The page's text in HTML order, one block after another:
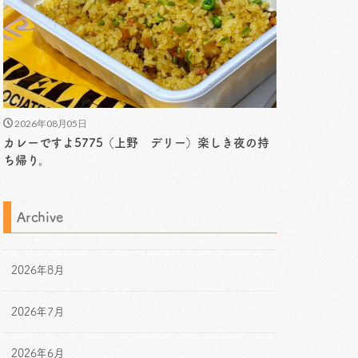
2026年08月05日
カレーですよ5775（上野 デリー）楽しき夜の持
ち帰り。
Archive
2026年8月
2026年7月
2026年6月